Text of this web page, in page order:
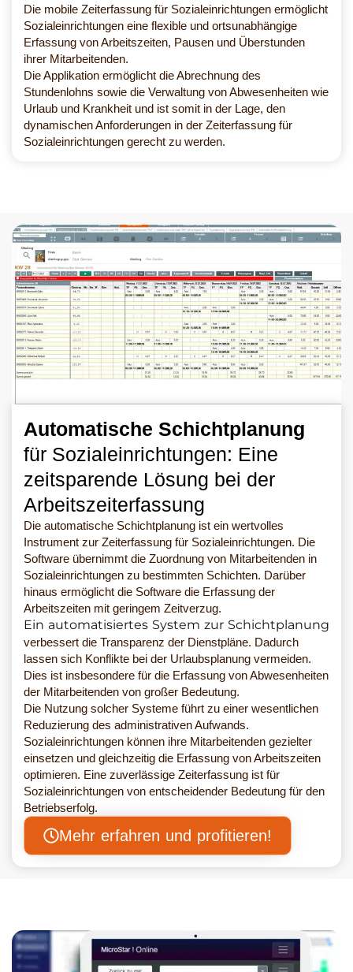
Die mobile Zeiterfassung für Sozialeinrichtungen ermöglicht
Sozialeinrichtungen eine flexible und ortsunabhängige
Erfassung von Arbeitszeiten, Pausen und Überstunden
ihrer Mitarbeitenden.
Die Applikation ermöglicht die Abrechnung des
Stundenlohns sowie die Verwaltung von Abwesenheiten wie
Urlaub und Krankheit und ist somit in der Lage, den
dynamischen Anforderungen in der Zeiterfassung für
Sozialeinrichtungen gerecht zu werden.
Automatische Schichtplanung
für Sozialeinrichtungen: Eine
zeitsparende Lösung bei der
Arbeitszeiterfassung
Die automatische Schichtplanung ist ein wertvolles
Instrument zur Zeiterfassung für Sozialeinrichtungen. Die
Software übernimmt die Zuordnung von Mitarbeitenden in
Sozialeinrichtungen zu bestimmten Schichten. Darüber
hinaus ermöglicht die Software die Erfassung der
Arbeitszeiten mit geringem Zeitverzug.
Ein automatisiertes System zur Schichtplanung
verbessert die Transparenz der Dienstpläne. Dadurch
lassen sich Konflikte bei der Urlaubsplanung vermeiden.
Dies ist insbesondere für die Erfassung von Abwesenheiten
der Mitarbeitenden von großer Bedeutung.
Die Nutzung solcher Systeme führt zu einer wesentlichen
Reduzierung des administrativen Aufwands.
Sozialeinrichtungen können ihre Mitarbeitenden gezielter
einsetzen und gleichzeitig die Erfassung von Arbeitszeiten
optimieren. Eine zuverlässige Zeiterfassung ist für
Sozialeinrichtungen von entscheidender Bedeutung für den
Betriebserfolg.
Mehr erfahren und profitieren!